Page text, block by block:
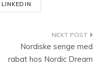
LINKEDIN
Nordiske senge med
rabat hos Nordic Dream